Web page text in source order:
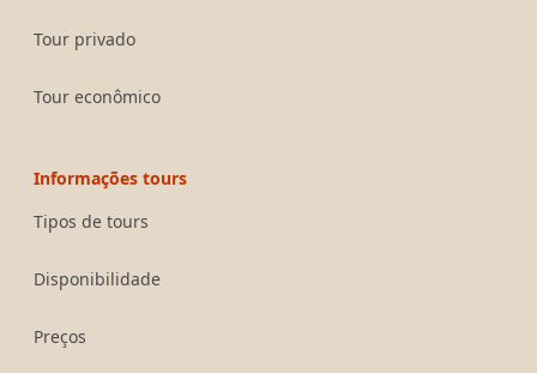
Tour privado
Tour econômico
Informações tours
Tipos de tours
Disponibilidade
Preços